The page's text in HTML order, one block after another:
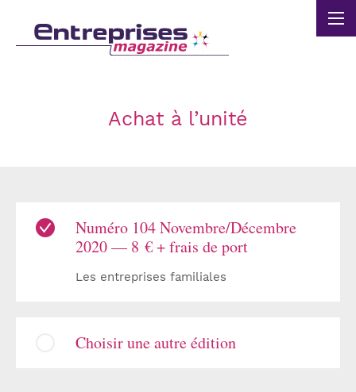
Achat à l’unité
Numéro 104 Novembre/Décembre
2020 — 8 € + frais de port
Les entreprises familiales
Choisir une autre édition